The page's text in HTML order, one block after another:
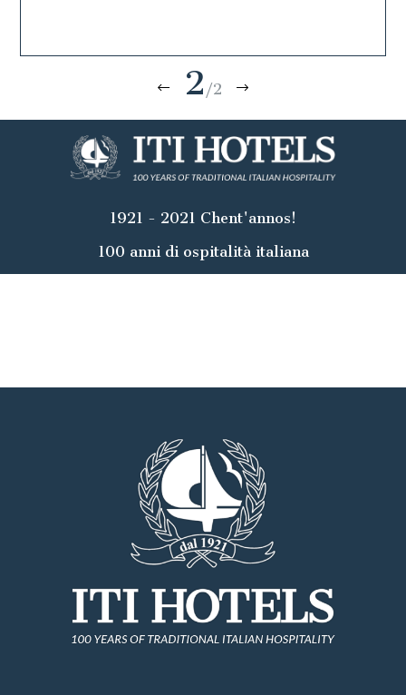
2 /2
1921 - 2021 Chent'annos!
100 anni di ospitalità italiana